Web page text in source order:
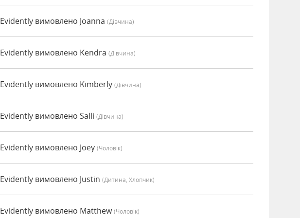
Evidently вимовлено Joanna (дівчина)
Evidently вимовлено Kendra (дівчина)
Evidently вимовлено Kimberly (дівчина)
Evidently вимовлено Salli (дівчина)
Evidently вимовлено Joey (чоловік)
Evidently вимовлено Justin (дитина, Хлопчик)
Evidently вимовлено Matthew(чоловік)